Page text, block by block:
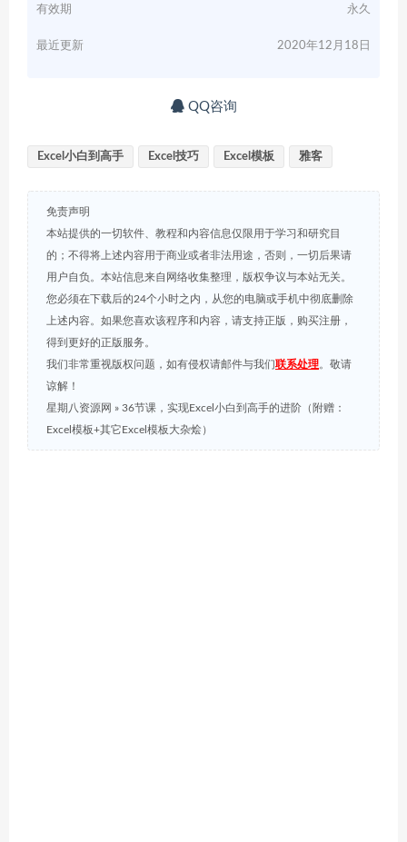
有效期 永久
最近更新 2020年12月18日
QQ咨询
Excel小白到高手 Excel技巧 Excel模板 雅客
免责声明
本站提供的一切软件、教程和内容信息仅限用于学习和研究目
的；不得将上述内容用于商业或者非法用途，否则，一切后果请
用户自负。本站信息来自网络收集整理，版权争议与本站无关。
您必须在下载后的24个小时之内，从您的电脑或手机中彻底删除
上述内容。如果您喜欢该程序和内容，请支持正版，购买注册，
得到更好的正版服务。
我们非常重视版权问题，如有侵权请邮件与我们联系处理。敬请
谅解！
星期八资源网 » 36节课，实现Excel小白到高手的进阶（附赠：
Excel模板+其它Excel模板大杂烩）